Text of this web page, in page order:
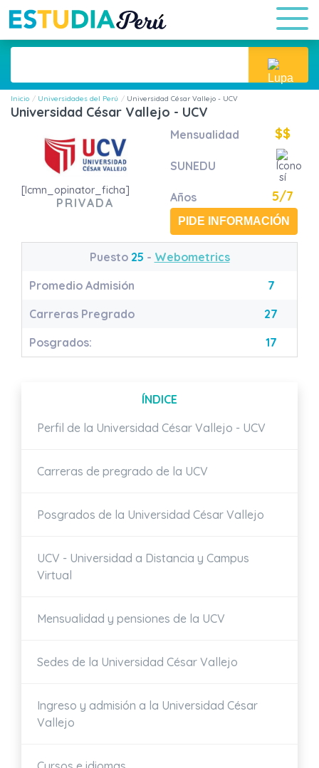
Inicio Universidades del Perú Universidad César Vallejo - UCV
Universidad César Vallejo - UCV
[lcmn_opinator_ficha]
PRIVADA
Mensualidad $$
SUNEDU
Años 5/7
PIDE INFORMACIÓN
Puesto 25 - Webometrics
Promedio Admisión
7
Carreras Pregrado
27
Posgrados:
17
ÍNDICE
Perfil de la Universidad César Vallejo - UCV
Carreras de pregrado de la UCV
Posgrados de la Universidad César Vallejo
UCV - Universidad a Distancia y Campus
Virtual
Mensualidad y pensiones de la UCV
Sedes de la Universidad César Vallejo
Ingreso y admisión a la Universidad César
Vallejo